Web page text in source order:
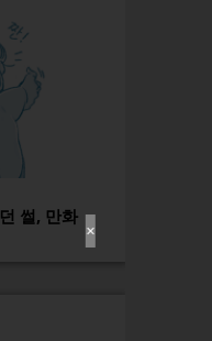
✕
썰, 만화